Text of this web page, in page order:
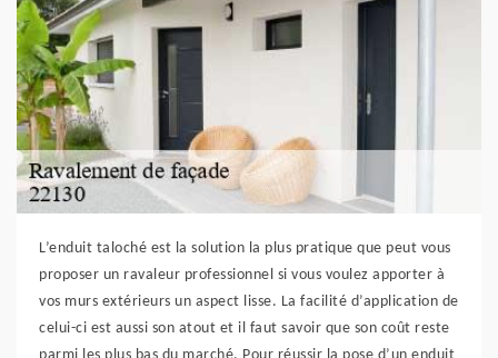
L’enduit taloché est la solution la plus pratique que peut vous
proposer un ravaleur professionnel si vous voulez apporter à
vos murs extérieurs un aspect lisse. La facilité d’application de
celui-ci est aussi son atout et il faut savoir que son coût reste